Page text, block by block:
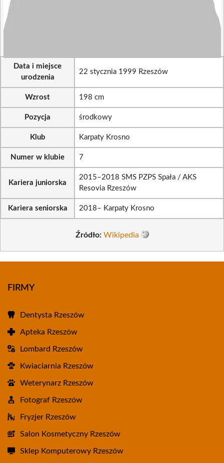
Data i miejsce
urodzenia
22 stycznia 1999 Rzeszów
Wzrost 198 cm
Pozycja środkowy
Klub Karpaty Krosno
Numer w klubie 7
Kariera juniorska
2015–2018 SMS PZPS Spała / AKS
Resovia Rzeszów
Kariera seniorska 2018– Karpaty Krosno
Źródło: Wikipedia
FIRMY
Dentysta Rzeszów
Apteka Rzeszów
Lombard Rzeszów
Kwiaciarnia Rzeszów
Weterynarz Rzeszów
Fotograf Rzeszów
Fryzjer Rzeszów
Salon Kosmetyczny Rzeszów
Sklep Komputerowy Rzeszów